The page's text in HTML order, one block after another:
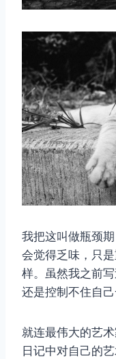
我把这叫做瓶颈
会觉得乏味，只
样。虽然我之前
还是控制不住自己
就连最伟大的艺
日记中对自己的